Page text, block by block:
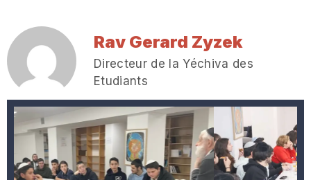
Rav Gerard Zyzek
Directeur de la Yéchiva des
Etudiants